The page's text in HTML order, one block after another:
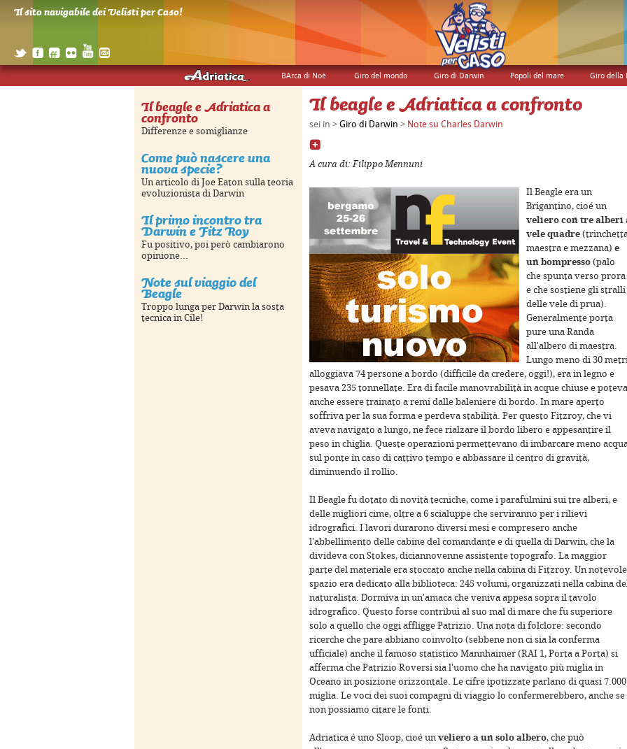
BArca di Noè Giro del mondo Giro di Darwin Popoli del mare Giro della
Il sito navigabile dei Velisti per Caso!
Il beagle e Adriatica a
confronto
Differenze e somiglianze
Come può nascere una
nuova specie?
Un articolo di Joe Eaton sulla teoria
evoluzionista di Darwin
Il primo incontro tra
Darwin e Fitz Roy
Fu positivo, poi però cambiarono
opinione...
Note sul viaggio del
Beagle
Troppo lunga per Darwin la sosta
tecnica in Cile!
Il beagle e Adriatica a confronto
sei in > Giro di Darwin > Note su Charles Darwin
A cura di: Filippo Mennuni
Il Beagle era un
Brigantino, cioé un
veliero con tre alberi
vele quadre
maestra e mezzana) e
un bompresso (palo
che spunta verso prora
e che sostiene gli stralli
delle vele di prua).
Generalmente porta
pure una Randa
all'albero di maestra.
Lungo meno di 30
alloggiava 74 persone a bordo (difficile da credere, oggi!), era in legno e
pesava 235 tonnellate. Era di facile manovrabilità in acque chiuse e poteva
anche essere trainato a remi dalle baleniere di bordo. In mare aperto
soffriva per la sua forma e perdeva stabilità. Per questo Fitzroy, che vi
aveva navigato a lungo, ne fece rialzare il bordo libero e appesantire il
peso in chiglia. Queste operazioni permettevano di imbarcare meno
sul ponte in caso di cattivo tempo e abbassare il centro di gravità,
diminuendo il rollio.
Il Beagle fu dotato di novità tecniche, come i parafulmini sui tre alberi, e
delle migliori cime, oltre a 6 scialuppe che serviranno per i rilievi
idrografici. I lavori durarono diversi mesi e compresero anche
l'abbellimento delle cabine del comandante e di quella di Darwin, che la
divideva con Stokes, diciannovenne assistente topografo. La maggior
parte del materiale era stoccato anche nella cabina di Fitzroy. Un notevole
spazio era dedicato alla biblioteca: 245 volumi, organizzati nella cabina
naturalista. Dormiva in un'amaca che veniva appesa sopra il tavolo
idrografico. Questo forse contribuì al suo mal di mare che fu superiore
solo a quello che oggi affligge Patrizio. Una nota di folclore: secondo
ricerche che pare abbiano coinvolto (sebbene non ci sia la conferma
ufficiale) anche il famoso statistico Mannhaimer (RAI 1, Porta a Porta) si
afferma che Patrizio Roversi sia l'uomo che ha navigato più miglia in
Oceano in posizione orizzontale. Le cifre ipotizzate parlano di quasi 7.000
miglia. Le voci dei suoi compagni di viaggio lo confermerebbero, anche se
non possiamo citare le fonti.
Adriatica é uno Sloop, cioé un veliero a un solo albero, che può